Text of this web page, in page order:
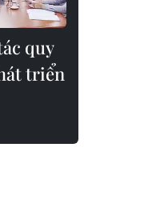
quy
triển